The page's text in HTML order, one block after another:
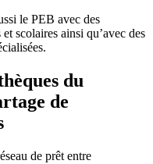
le PEB avec des
scolaires ainsi qu’avec des
du
de
de prêt entre